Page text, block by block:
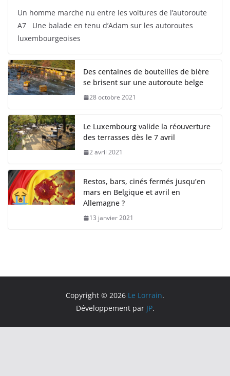
Un homme marche nu entre les voitures de l’autoroute
A7 Une balade en tenu d’Adam sur les autoroutes
luxembourgeoises
Des centaines de bouteilles de bière
se brisent sur une autoroute belge
28 octobre 2021
Le Luxembourg valide la réouverture
des terrasses dès le 7 avril
2 avril 2021
Restos, bars, cinés fermés jusqu’en
mars en Belgique et avril en
Allemagne ?
13 janvier 2021
Copyright © 2026 Le Lorrain.
Développement par JP.